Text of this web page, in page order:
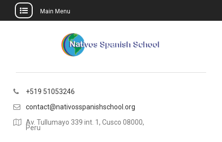
Main Menu
+519 51053246
contact@nativosspanishschool.org
Av. Tullumayo 339 int. 1, Cusco 08000,
Peru